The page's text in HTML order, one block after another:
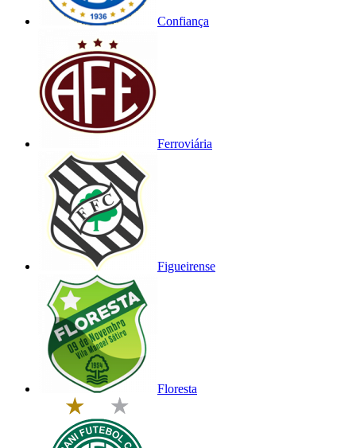
Confiança
Ferroviária
Figueirense
Floresta